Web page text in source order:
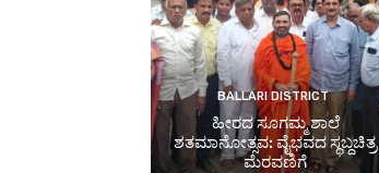
BALLARI DISTRICT
ಹೀರದ ಸೂಗಮ್ಮ ಶಾಲೆ
ಶತಮಾನೋತ್ಸವ: ವೈಭವದ ಸ್ಥಬ್ದಚಿತ್ರ
ಮೆರವಣಿಗೆ